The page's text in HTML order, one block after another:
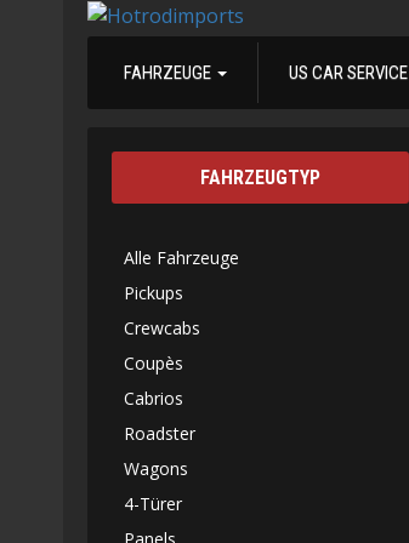
FAHRZEUGE US CAR SERVICE
FAHRZEUGTYP
Alle Fahrzeuge
Pickups
Crewcabs
Coupès
Cabrios
Roadster
Wagons
4-Türer